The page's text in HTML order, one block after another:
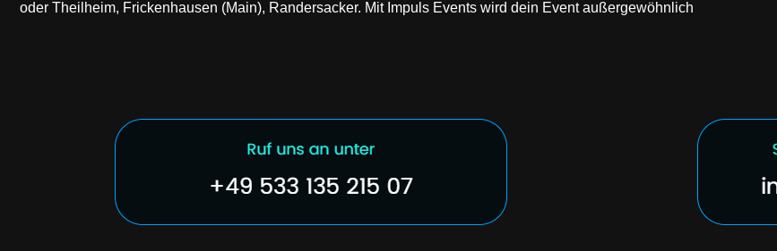
oder Theilheim, Frickenhausen (Main), Randersacker. Mit Impuls Events wird dein Event außergewöhnlich